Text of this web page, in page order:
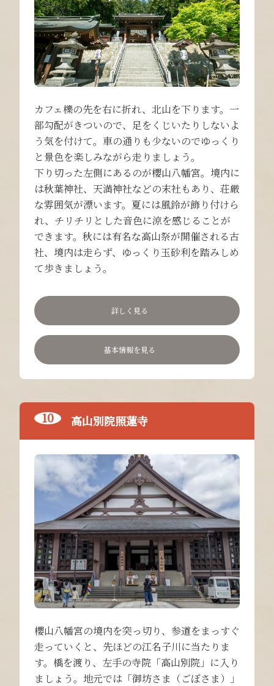
カフェ櫟の先を右に折れ、北山を下ります。一
部勾配がきついので、足をくじいたりしないよ
う気を付けて。車の通りも少ないのでゆっくり
と景色を楽しみながら走りましょう。
下り切った左側にあるのが櫻山八幡宮。境内に
は秋葉神社、天満神社などの末社もあり、荘厳
な雰囲気が漂います。夏には風鈴が飾り付けら
れ、チリチリとした音色に涼を感じることが
できます。秋には有名な高山祭が開催される古
社、境内は走らず、ゆっくり玉砂利を踏みしめ
て歩きましょう。
詳しく見る
基本情報を見る
高山別院照蓮寺
櫻山八幡宮の境内を突っ切り、参道をまっすぐ
走っていくと、先ほどの江名子川に当たりま
す。橋を渡り、左手の寺院「高山別院」に入り
ましょう。地元では「御坊さま（ごぼさま）」